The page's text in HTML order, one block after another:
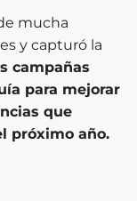
mucha
y capturó la
campañas
para mejorar
que
próximo año.